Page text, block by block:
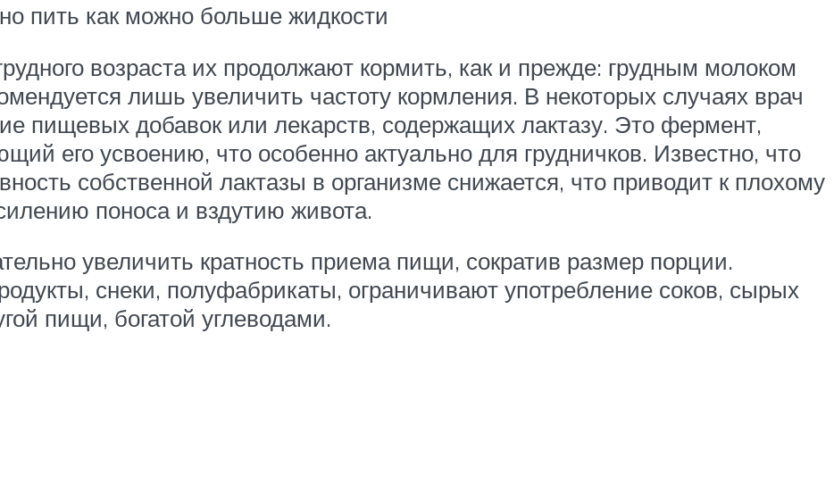
пить как можно больше жидкости
возраста их продолжают кормить, как и прежде: грудным молоком
лишь увеличить частоту кормления. В некоторых случаях врач
пищевых добавок или лекарств, содержащих лактазу. Это фермент,
его усвоению, что особенно актуально для грудничков. Известно, что
собственной лактазы в организме снижается, что приводит к плохому
поноса и вздутию живота.
увеличить кратность приема пищи, сократив размер порции.
снеки, полуфабрикаты, ограничивают употребление соков, сырых
пищи, богатой углеводами.